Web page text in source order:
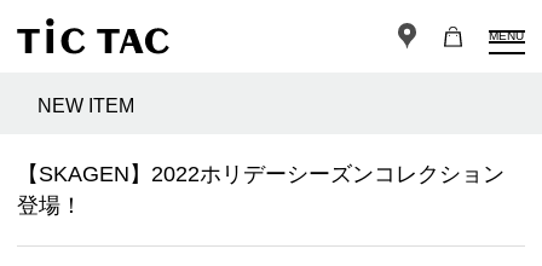
MENU
NEW ITEM
【SKAGEN】2022ホリデーシーズンコレクション
登場！